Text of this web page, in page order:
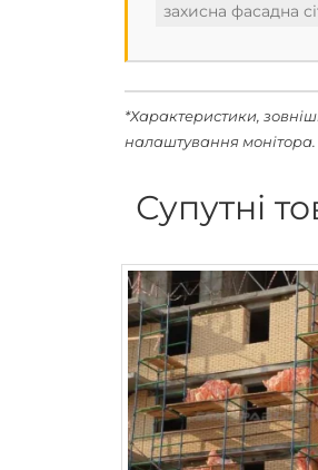
захисна фасадна
*Характеристики,
налаштування монітора.
Супутні